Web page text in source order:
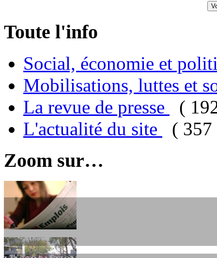
Toute l'info
Social, économie et
Mobilisations, luttes et
La revue de presse
(
L'actualité du site
( 357
Zoom sur…